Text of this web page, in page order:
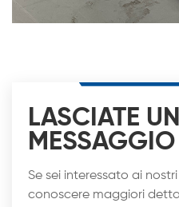
LASCIATE UN
MESSAGGIO
Se sei interessato ai
conoscere maggiori